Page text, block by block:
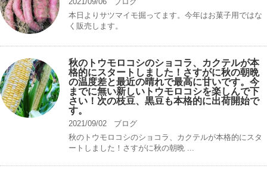
本日よりサツマイモ掘ってます。今年はお菓子用ではな
く販売します。
秋のトウモロコシのショコラ、カクテルが本
格的にスタートしました！さすがに秋の朝晩
の温度差と最近の晴れで最高に甘いです。今
までに無い新しいトウモロコシを楽しんで下
さい！次の枝豆、黒豆も本格的に出荷開始で
す。
2021/09/02
ブログ
秋のトウモロコシのショコラ、カクテルが本格的にスタ
ートしました！さすがに秋の朝晩 ...